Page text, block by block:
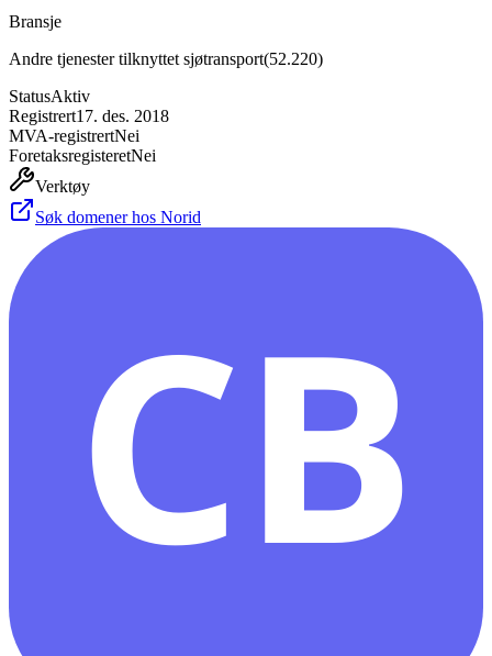
Bransje
Andre tjenester tilknyttet sjøtransport(52.220)
StatusAktiv
Registrert17. des. 2018
MVA-registrertNei
ForetaksregisteretNei
Verktøy
Søk domener hos Norid
CB